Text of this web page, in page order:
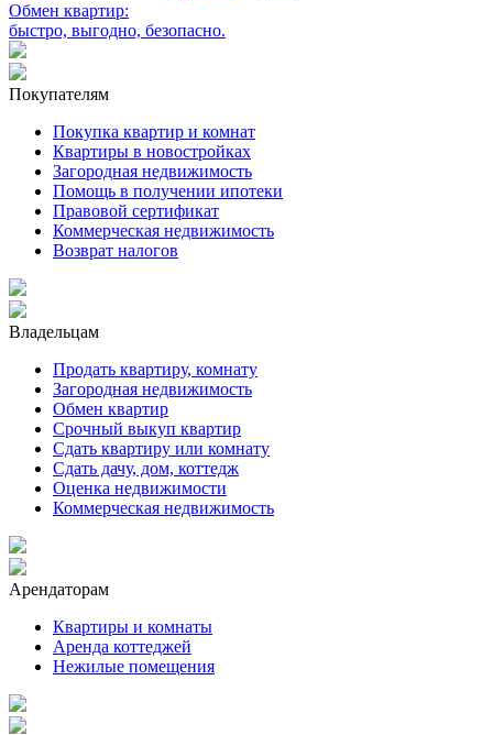
Обмен квартир:
быстро, выгодно, безопасно.
Покупателям
Покупка квартир и комнат
Квартиры в новостройках
Загородная недвижимость
Помощь в получении ипотеки
Правовой сертификат
Коммерческая недвижимость
Возврат налогов
Владельцам
Продать квартиру, комнату
Загородная недвижимость
Обмен квартир
Срочный выкуп квартир
Сдать квартиру или комнату
Сдать дачу, дом, коттедж
Оценка недвижимости
Коммерческая недвижимость
Арендаторам
Квартиры и комнаты
Аренда коттеджей
Нежилые помещения